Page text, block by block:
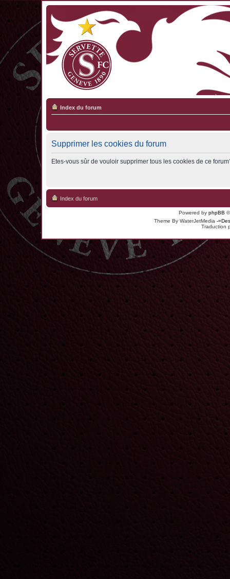
Index du forum
Supprimer les cookies du forum
Etes-vous sûr de vouloir supprimer tous les cookies de ce
Index du forum
Powered by phpBB
Theme By WaterJetMedia -
Traduction